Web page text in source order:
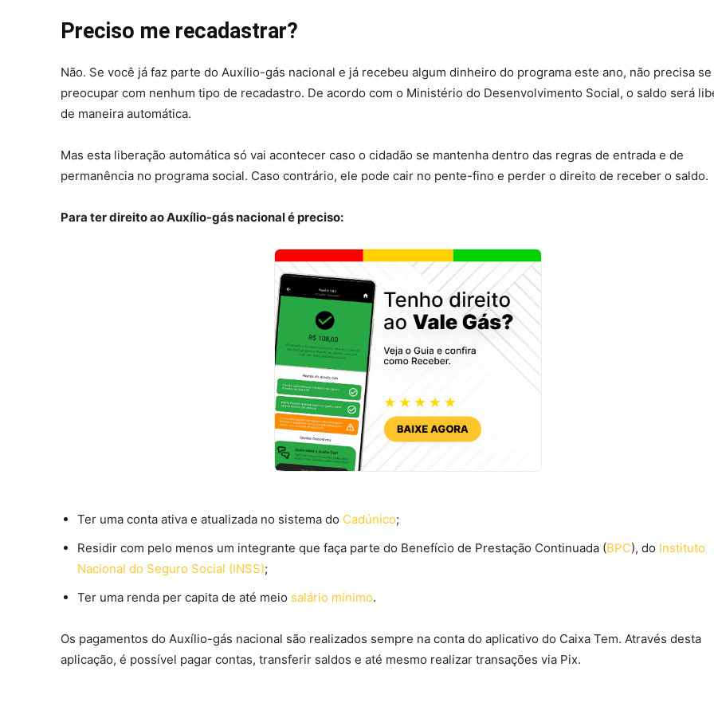
Preciso me recadastrar?
Não. Se você já faz parte do Auxílio-gás nacional e já recebeu algum dinheiro do programa este ano, não precisa se
preocupar com nenhum tipo de recadastro. De acordo com o Ministério do Desenvolvimento Social, o saldo será
de maneira automática.
Mas esta liberação automática só vai acontecer caso o cidadão se mantenha dentro das regras de entrada e de
permanência no programa social. Caso contrário, ele pode cair no pente-fino e perder o direito de receber o saldo.
Para ter direito ao Auxílio-gás nacional é preciso:
Ter uma conta ativa e atualizada no sistema do Cadúnico;
Residir com pelo menos um integrante que faça parte do Benefício de Prestação Continuada (BPC), do Instituto
Nacional do Seguro Social (INSS);
Ter uma renda per capita de até meio salário mínimo.
Os pagamentos do Auxílio-gás nacional são realizados sempre na conta do aplicativo do Caixa Tem. Através desta
aplicação, é possível pagar contas, transferir saldos e até mesmo realizar transações via Pix.